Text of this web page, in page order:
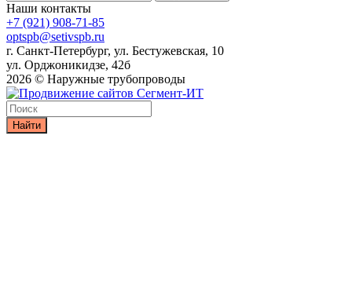
Наши контакты
+7 (921) 908-71-85
optspb@setivspb.ru
г. Санкт-Петербург, ул. Бестужевская, 10
ул. Орджоникидзе, 42б
2026 © Наружные трубопроводы
Найти